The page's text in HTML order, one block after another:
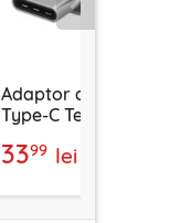
Adaptor audio
Type-C Techsuit
3399 lei